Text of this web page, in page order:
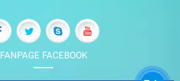
FANPAGE FACEBOOK